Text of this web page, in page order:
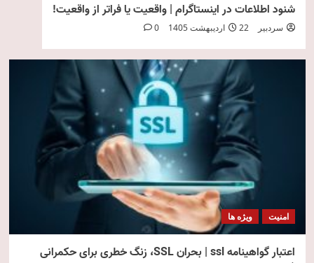
شنود اطلاعات در اینستاگرام | واقعیت یا فراتر از واقعیت!
سردبیر 22 اردیبهشت 1405 0
امنیت ویژه ها
اعتبار گواهینامه ssl | بحران SSL، زنگ خطری برای حکمرانی